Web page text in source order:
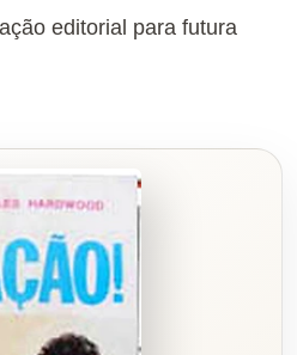
editorial para futura